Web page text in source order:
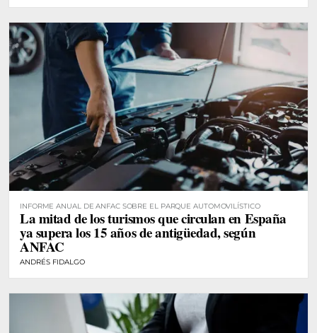
INFORME ANUAL DE ANFAC SOBRE EL PARQUE AUTOMOVILÍSTICO
La mitad de los turismos que circulan en España
ya supera los 15 años de antigüedad, según
ANFAC
ANDRÉS FIDALGO